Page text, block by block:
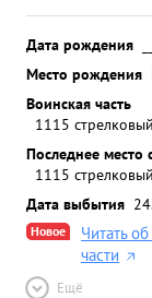
Дата рождения
Место рождения
Воинская часть
1115
Последнее место
1115
Дата выбытия
Новое
Читать
части
Ещё